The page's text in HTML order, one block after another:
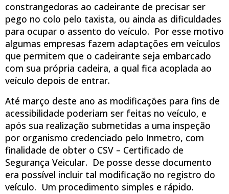
constrangedoras ao cadeirante de precisar ser
pego no colo pelo taxista, ou ainda as dificuldades
para ocupar o assento do veículo. Por esse motivo
algumas empresas fazem adaptações em veículos
que permitem que o cadeirante seja embarcado
com sua própria cadeira, a qual fica acoplada ao
veículo depois de entrar.
Até março deste ano as modificações para fins de
acessibilidade poderiam ser feitas no veículo, e
após sua realização submetidas a uma inspeção
por organismo credenciado pelo Inmetro, com
finalidade de obter o CSV – Certificado de
Segurança Veicular. De posse desse documento
era possível incluir tal modificação no registro do
veículo. Um procedimento simples e rápido.